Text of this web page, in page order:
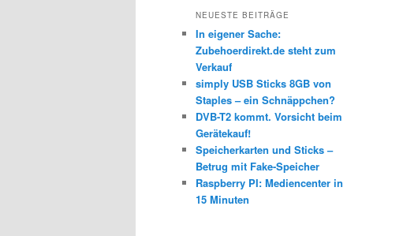
NEUESTE BEITRÄGE
In eigener Sache:
Zubehoerdirekt.de steht zum
Verkauf
simply USB Sticks 8GB von
Staples – ein Schnäppchen?
DVB-T2 kommt. Vorsicht beim
Gerätekauf!
Speicherkarten und Sticks –
Betrug mit Fake-Speicher
Raspberry PI: Mediencenter in
15 Minuten